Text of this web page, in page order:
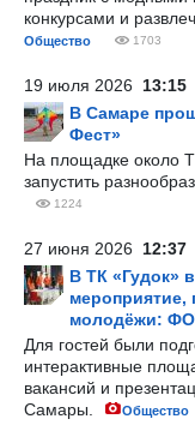
конкурсами и
Общество 1703
19 июля 2026 13:15
В Самаре
Фест»
На площадке около
запустить
1224
27 июня 2026 12:37
В ТК «Гудок»
мероприятие,
молодёжи:
Для гостей были
интерактивные
вакансий и
Самары.
Общество